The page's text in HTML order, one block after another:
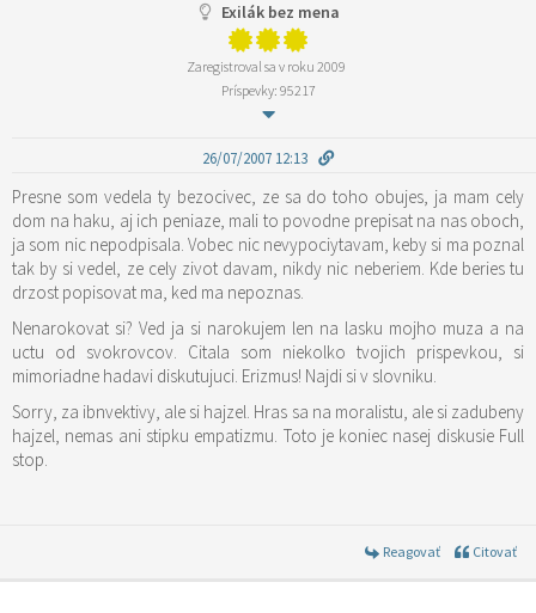
Exilák bez mena
Zaregistroval sa v roku 2009
Príspevky: 95217
26/07/2007 12:13
Presne som vedela ty bezocivec, ze sa do toho obujes, ja mam cely
dom na haku, aj ich peniaze, mali to povodne prepisat na nas oboch,
ja som nic nepodpisala. Vobec nic nevypociytavam, keby si ma poznal
tak by si vedel, ze cely zivot davam, nikdy nic neberiem. Kde beries tu
drzost popisovat ma, ked ma nepoznas.
Nenarokovat si? Ved ja si narokujem len na lasku mojho muza a na
uctu od svokrovcov. Citala som niekolko tvojich prispevkou, si
mimoriadne hadavi diskutujuci. Erizmus! Najdi si v slovniku.
Sorry, za ibnvektivy, ale si hajzel. Hras sa na moralistu, ale si zadubeny
hajzel, nemas ani stipku empatizmu. Toto je koniec nasej diskusie Full
stop.
Reagovať Citovať